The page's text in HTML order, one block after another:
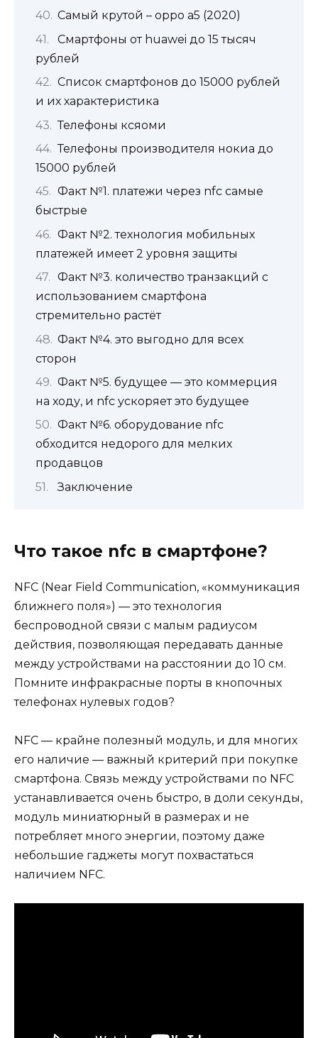
Самый крутой – oppo a5 (2020)
Смартфоны от huawei до 15 тысяч
рублей
Список смартфонов до 15000 рублей
и их характеристика
Телефоны ксяоми
Телефоны производителя нокиа до
15000 рублей
Факт №1. платежи через nfc самые
быстрые
Факт №2. технология мобильных
платежей имеет 2 уровня защиты
Факт №3. количество транзакций с
использованием смартфона
стремительно растёт
Факт №4. это выгодно для всех
сторон
Факт №5. будущее — это коммерция
на ходу, и nfc ускоряет это будущее
Факт №6. оборудование nfc
обходится недорого для мелких
продавцов
Заключение
Что такое nfc в смартфоне?
NFC (Near Field Communication, «коммуникация
ближнего поля») — это технология
беспроводной связи с малым радиусом
действия, позволяющая передавать данные
между устройствами на расстоянии до 10 см.
Помните инфракрасные порты в кнопочных
телефонах нулевых годов?
NFC — крайне полезный модуль, и для многих
его наличие — важный критерий при покупке
смартфона. Связь между устройствами по NFC
устанавливается очень быстро, в доли секунды,
модуль миниатюрный в размерах и не
потребляет много энергии, поэтому даже
небольшие гаджеты могут похвастаться
наличием NFC.